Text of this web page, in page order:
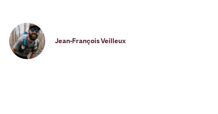
Jean-François Veilleux